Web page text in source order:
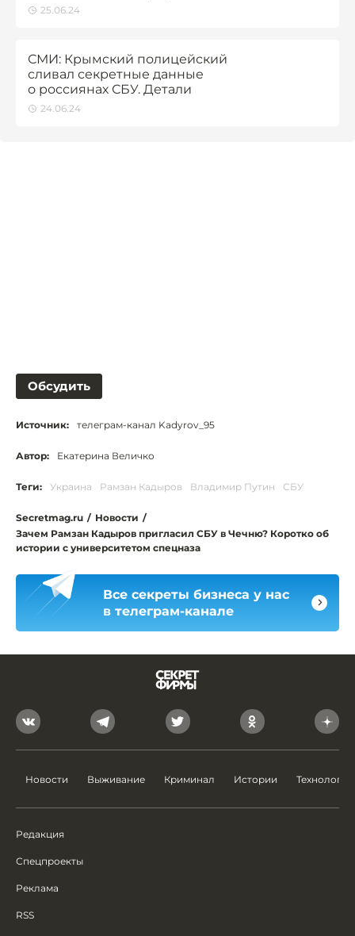
25.06.24
СМИ: Крымский полицейский
сливал секретные данные
о россиянах СБУ. Детали
24.06.24
Обсудить
Источник: телеграм-канал Kadyrov_95
Автор: Екатерина Величко
Теги: Украина Рамзан Кадыров Владимир Путин СБУ
Secretmag.ru / Новости /
Зачем Рамзан Кадыров пригласил СБУ в Чечню? Коротко об
истории с университетом спецназа
Все секреты бизнеса у нас
в телеграм-канале
Новости Выживание Криминал Истории Технологии
Редакция
Спецпроекты
Реклама
RSS